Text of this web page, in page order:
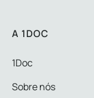
A 1DOC
1Doc
Sobre nós